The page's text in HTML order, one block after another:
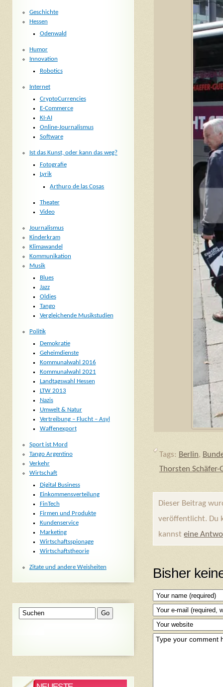
Tags: Berlin,
Thorsten Schäfer-
Dieser Beitrag
veröffentlicht. Du
kannsteine
Bisher
Geschichte
Hessen
Odenwald
Humor
Innovation
Robotics
Internet
CryptoCurrencies
E-Commerce
KI-AI
Online-Journalismus
Software
Ist das Kunst, oder kann das weg?
Fotografie
Lyrik
Arthuro de las Cosas
Theater
Video
Journalismus
Kinderkram
Klimawandel
Kommunikation
Musik
Blues
Jazz
Oldies
Tango
Vergleichende Musikstudien
Politik
Demokratie
Geheimdienste
Kommunalwahl 2016
Kommunalwahl 2021
Landtagswahl Hessen
LTW 2013
Nazis
Umwelt & Natur
Vertreibung – Flucht – Asyl
Waffenexport
Sport ist Mord
Tango Argentino
Verkehr
Wirtschaft
Digital Business
Einkommensverteilung
FinTech
Firmen und Produkte
Kundenservice
Marketing
Wirtschaftsspionage
Wirtschaftstheorie
Zitate und andere Weisheiten